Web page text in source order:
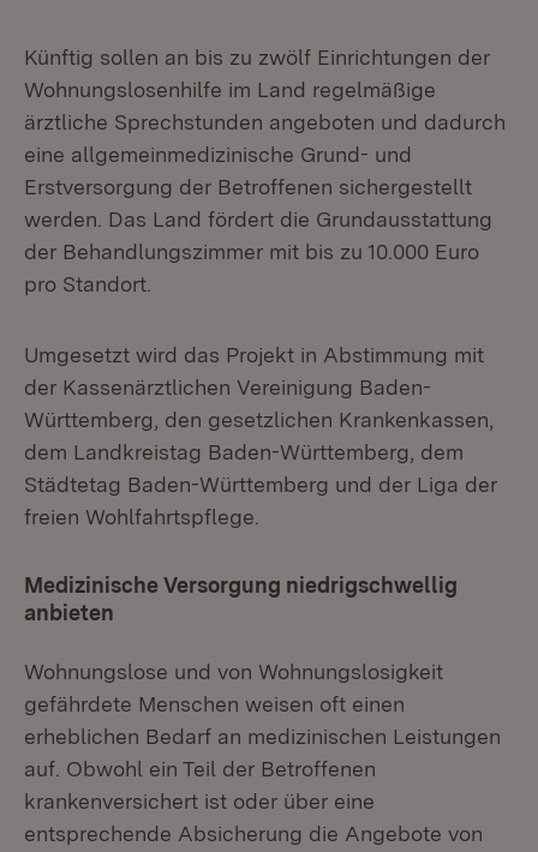
Künftig sollen an bis zu zwölf Einrichtungen der
Wohnungslosenhilfe im Land regelmäßige
ärztliche Sprechstunden angeboten und dadurch
eine allgemeinmedizinische Grund- und
Erstversorgung der Betroffenen sichergestellt
werden. Das Land fördert die Grundausstattung
der Behandlungszimmer mit bis zu 10.000 Euro
pro Standort.
Umgesetzt wird das Projekt in Abstimmung mit
der Kassenärztlichen Vereinigung Baden-
Württemberg, den gesetzlichen Krankenkassen,
dem Landkreistag Baden-Württemberg, dem
Städtetag Baden-Württemberg und der Liga der
freien Wohlfahrtspflege.
Medizinische Versorgung niedrigschwellig
anbieten
Wohnungslose und von Wohnungslosigkeit
gefährdete Menschen weisen oft einen
erheblichen Bedarf an medizinischen Leistungen
auf. Obwohl ein Teil der Betroffenen
krankenversichert ist oder über eine
entsprechende Absicherung die Angebote von